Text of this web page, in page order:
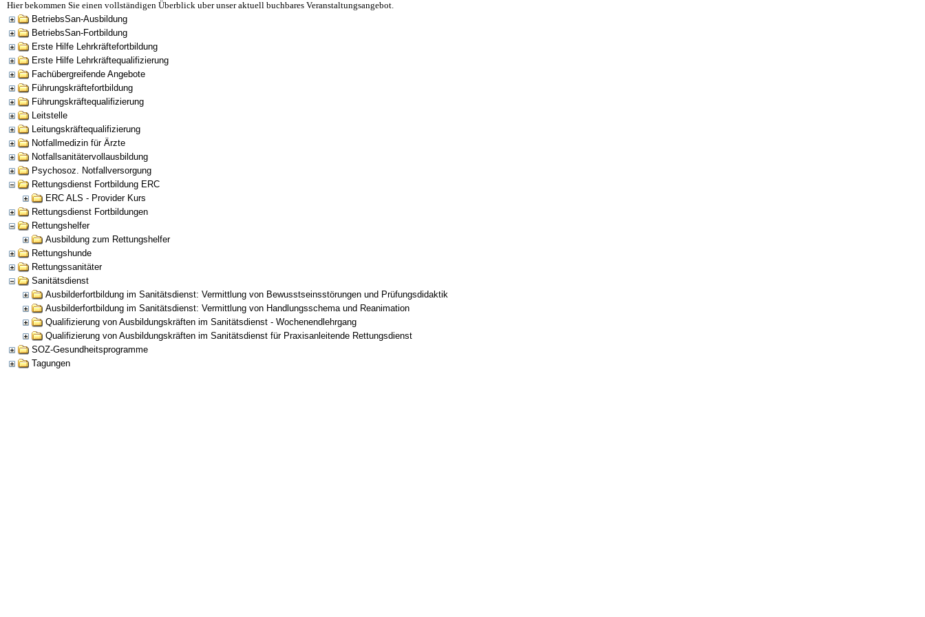
Hier bekommen Sie einen vollständigen Überblick uber unser aktuell buchbares Veranstaltungsangebot.
BetriebsSan-Ausbildung
BetriebsSan-Fortbildung
Erste Hilfe Lehrkräftefortbildung
Erste Hilfe Lehrkräftequalifizierung
Fachübergreifende Angebote
Führungskräftefortbildung
Führungskräftequalifizierung
Leitstelle
Leitungskräftequalifizierung
Notfallmedizin für Ärzte
Notfallsanitätervollausbildung
Psychosoz. Notfallversorgung
Rettungsdienst Fortbildung ERC
ERC ALS - Provider Kurs
Rettungsdienst Fortbildungen
Rettungshelfer
Ausbildung zum Rettungshelfer
Rettungshunde
Rettungssanitäter
Sanitätsdienst
Ausbilderfortbildung im Sanitätsdienst: Vermittlung von Bewusstseinsstörungen und Prüfungsdidaktik
Ausbilderfortbildung im Sanitätsdienst: Vermittlung von Handlungsschema und Reanimation
Qualifizierung von Ausbildungskräften im Sanitätsdienst - Wochenendlehrgang
Qualifizierung von Ausbildungskräften im Sanitätsdienst für Praxisanleitende Rettungsdienst
SOZ-Gesundheitsprogramme
Tagungen